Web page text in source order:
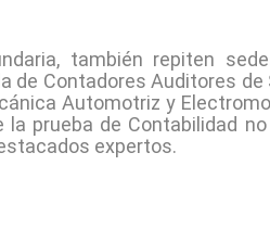
también repiten
de Contadores Auditores de
Automotriz y
prueba de Contabilidad
expertos.